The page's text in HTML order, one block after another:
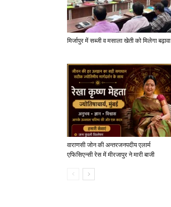
मिर्जापुर में सब्जी व मसाला खेती को मिलेगा बढ़ावा
वाराणसी जोन की अन्तरजनपदीय एलार्म
एफिसिएन्सी रेस में मीरजापुर ने मारी बाजी